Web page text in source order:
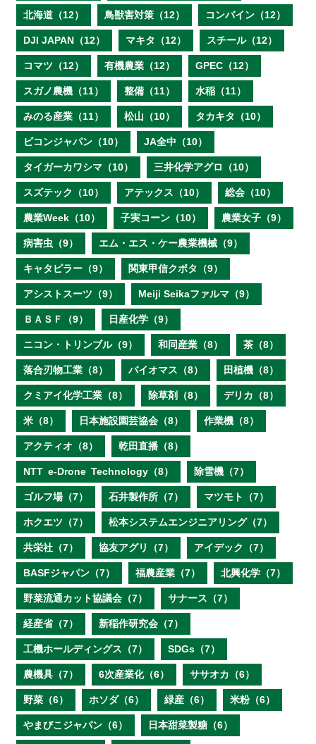
北海道（12） 鳥獣害対策（12） コンバイン（12）
DJI JAPAN（12） マキタ（12） スチール（12）
コマツ（12） 有機農業（12） GPEC（12）
スガノ農機（11） 整備（11） 水稲（11）
みのる産業（11） 松山（10） タカキタ（10）
ビコンジャパン（10） JA全中（10）
タイガーカワシマ（10） 三井化学アグロ（10）
スズテック（10） アテックス（10） 総会（10）
農業Week（10） 子実コーン（10） 農業女子（9）
病害虫（9） エム・エス・ケー農業機械（9）
キャタピラー（9） 関東甲信クボタ（9）
アシストスーツ（9） Meiji Seikaファルマ（9）
ＢＡＳＦ（9） 日産化学（9）
ニコン・トリンブル（9） 和同産業（8） 茶（8）
落合刃物工業（8） バイオマス（8） 田植機（8）
クミアイ化学工業（8） 除草剤（8） デリカ（8）
米（8） 日本施設園芸協会（8） 作業機（8）
アクティオ（8） 乾田直播（8）
NTT e‐Drone Technology（8） 除雪機（7）
ゴルフ場（7） 石井製作所（7） マツモト（7）
ホクエツ（7） 松本システムエンジニアリング（7）
共栄社（7） 協友アグリ（7） アイデック（7）
BASFジャパン（7） 福農産業（7） 北興化学（7）
野菜流通カット協議会（7） サナース（7）
経産省（7） 新稲作研究会（7）
工機ホールディングス（7） SDGs（7）
農機具（7） 6次産業化（6） ササオカ（6）
野菜（6） ホソダ（6） 緑産（6） 米粉（6）
やまびこジャパン（6） 日本甜菜製糖（6）